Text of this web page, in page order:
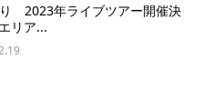
2023年ライブツアー開催決
リア...